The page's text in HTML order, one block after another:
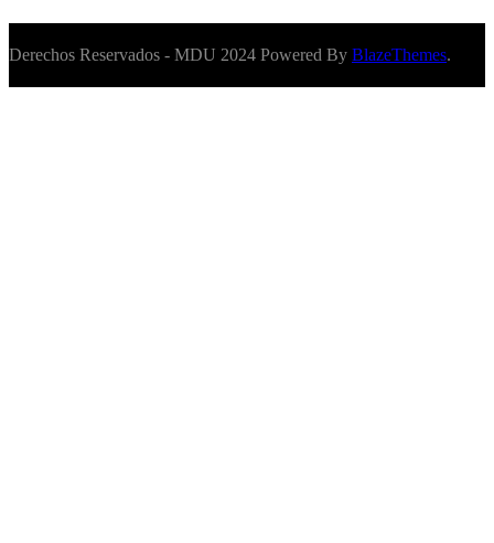
Derechos Reservados - MDU 2024 Powered By BlazeThemes.